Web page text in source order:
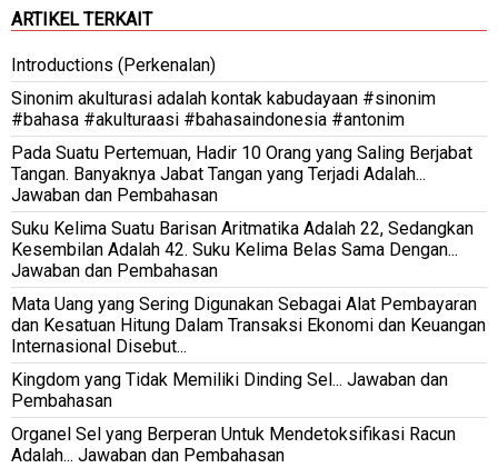
ARTIKEL TERKAIT
Introductions (Perkenalan)
Sinonim akulturasi adalah kontak kabudayaan #sinonim
#bahasa #akulturaasi #bahasaindonesia #antonim
Pada Suatu Pertemuan, Hadir 10 Orang yang Saling Berjabat
Tangan. Banyaknya Jabat Tangan yang Terjadi Adalah...
Jawaban dan Pembahasan
Suku Kelima Suatu Barisan Aritmatika Adalah 22, Sedangkan
Kesembilan Adalah 42. Suku Kelima Belas Sama Dengan...
Jawaban dan Pembahasan
Mata Uang yang Sering Digunakan Sebagai Alat Pembayaran
dan Kesatuan Hitung Dalam Transaksi Ekonomi dan Keuangan
Internasional Disebut...
Kingdom yang Tidak Memiliki Dinding Sel... Jawaban dan
Pembahasan
Organel Sel yang Berperan Untuk Mendetoksifikasi Racun
Adalah... Jawaban dan Pembahasan